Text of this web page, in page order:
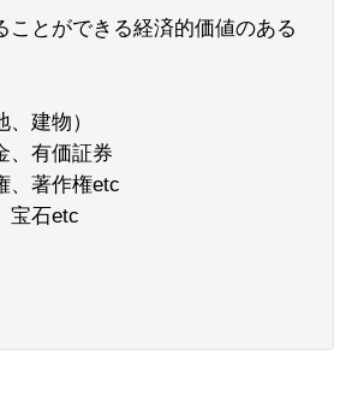
ことができる経済的価値のある
、建物）
、有価証券
、著作権etc
宝石etc